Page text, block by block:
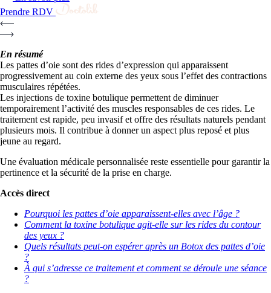
Prendre RDV
En résumé
Les pattes d’oie sont des rides d’expression qui apparaissent
progressivement au coin externe des yeux sous l’effet des contractions
musculaires répétées.
Les injections de toxine botulique permettent de diminuer
temporairement l’activité des muscles responsables de ces rides. Le
traitement est rapide, peu invasif et offre des résultats naturels pendant
plusieurs mois. Il contribue à donner un aspect plus reposé et plus
jeune au regard.
Une évaluation médicale personnalisée reste essentielle pour garantir la
pertinence et la sécurité de la prise en charge.
Accès direct
Pourquoi les pattes d’oie apparaissent-elles avec l’âge ?
Comment la toxine botulique agit-elle sur les rides du contour
des yeux ?
Quels résultats peut-on espérer après un Botox des pattes d’oie
?
À qui s’adresse ce traitement et comment se déroule une séance
?